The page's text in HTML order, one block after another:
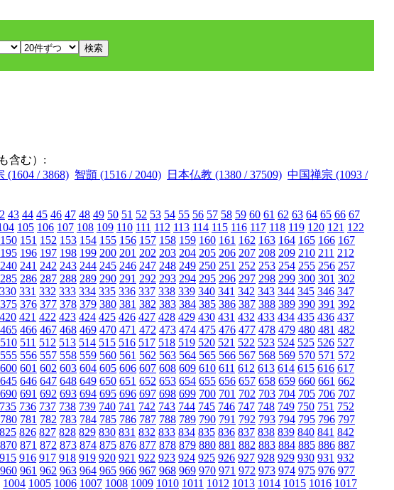
含む）:
(1604 / 3868) 智顗 (1516 / 2040) 日本仏教 (1380 / 37509) 中国禅宗 (1093 /
43 44 45 46 47 48 49 50 51 52 53 54 55 56 57 58 59 60 61 62 63 64 65 66 67
105 106 107 108 109 110 111 112 113 114 115 116 117 118 119 120 121 122
150 151 152 153 154 155 156 157 158 159 160 161 162 163 164 165 166 167
195 196 197 198 199 200 201 202 203 204 205 206 207 208 209 210 211 212
240 241 242 243 244 245 246 247 248 249 250 251 252 253 254 255 256 257
285 286 287 288 289 290 291 292 293 294 295 296 297 298 299 300 301 302
330 331 332 333 334 335 336 337 338 339 340 341 342 343 344 345 346 347
375 376 377 378 379 380 381 382 383 384 385 386 387 388 389 390 391 392
420 421 422 423 424 425 426 427 428 429 430 431 432 433 434 435 436 437
465 466 467 468 469 470 471 472 473 474 475 476 477 478 479 480 481 482
510 511 512 513 514 515 516 517 518 519 520 521 522 523 524 525 526 527
555 556 557 558 559 560 561 562 563 564 565 566 567 568 569 570 571 572
600 601 602 603 604 605 606 607 608 609 610 611 612 613 614 615 616 617
645 646 647 648 649 650 651 652 653 654 655 656 657 658 659 660 661 662
690 691 692 693 694 695 696 697 698 699 700 701 702 703 704 705 706 707
735 736 737 738 739 740 741 742 743 744 745 746 747 748 749 750 751 752
780 781 782 783 784 785 786 787 788 789 790 791 792 793 794 795 796 797
825 826 827 828 829 830 831 832 833 834 835 836 837 838 839 840 841 842
870 871 872 873 874 875 876 877 878 879 880 881 882 883 884 885 886 887
915 916 917 918 919 920 921 922 923 924 925 926 927 928 929 930 931 932
960 961 962 963 964 965 966 967 968 969 970 971 972 973 974 975 976 977
1004 1005 1006 1007 1008 1009 1010 1011 1012 1013 1014 1015 1016 1017